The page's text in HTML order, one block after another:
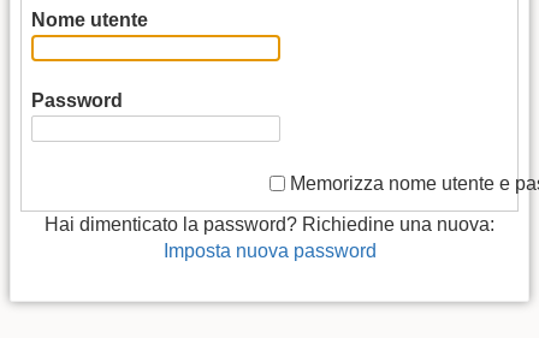
Nome utente
Password
Memorizza nome utente e
Hai dimenticato la password? Richiedine una nuova:
Imposta nuova password